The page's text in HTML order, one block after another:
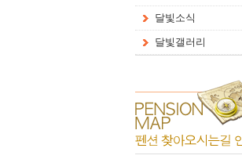
달빛소식
달빛갤러리